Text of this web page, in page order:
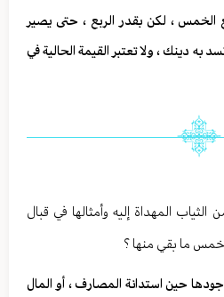
، لكن بقدر الربع ، حتى يصير
دينك ، ولا تعتبر القيمة الحالية في
المهداة إليه وأمثالها في قبال
ما بقي منها ؟
حين استدانة المصارف ، أو المال